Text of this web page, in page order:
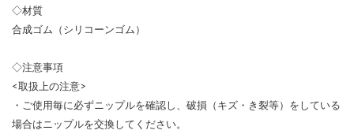
◇材質
合成ゴム（シリコーンゴム）
◇注意事項
<取扱上の注意>
・ご使用毎に必ずニップルを確認し、破損（キズ・き裂等）をしている
場合はニップルを交換してください。